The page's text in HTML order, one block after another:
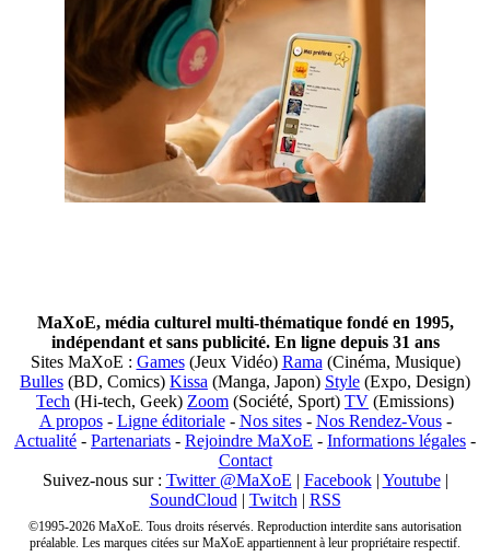
MaXoE, média culturel multi-thématique fondé en 1995,
indépendant et sans publicité. En ligne depuis 31 ans
Sites MaXoE : Games(Jeux Vidéo) Rama (Cinéma, Musique)
Bulles (BD, Comics) Kissa (Manga, Japon) Style (Expo, Design)
Tech (Hi-tech, Geek) Zoom (Société, Sport) TV (Emissions)
A propos- Ligne éditoriale- Nos sites- Nos Rendez-Vous-
Actualité - Partenariats - Rejoindre MaXoE - Informations légales -
Contact
Suivez-nous sur : Twitter @MaXoE | Facebook| Youtube|
SoundCloud | Twitch | RSS
©1995-2026 MaXoE. Tous droits réservés. Reproduction interdite sans autorisation
préalable. Les marques citées sur MaXoE appartiennent à leur propriétaire respectif.